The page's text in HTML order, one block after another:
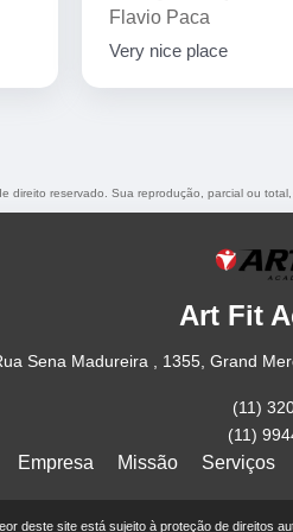
Flavio Paca
Very nice place
direito reservado. Sua reprodução, parcial ou
Art Fit
Sena Madureira , 1355, Grand
(11)
(11)
Empresa Missão Serviços
deste site está sujeito à proteção de direitos